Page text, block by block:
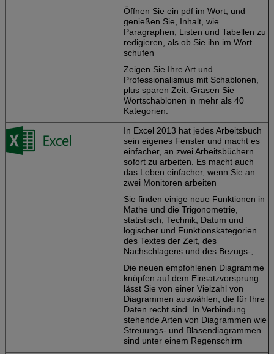
Arbeiten Sie leicht
Medien.
Bilder, Videos
Medien in
gerade in Wort.
Ihr
Schaffen Sie
Dokument-ob Sie
Ihrem
unterwegs sind.
Ihre
durchstreifen mit
zu Ihrem Konto
heben Sie Ihr
auf, wohin Sie
verließen.
Speichern Sie
Ihre Dokumente
SkyDrive, also
Anmerkungen,
Dateien immer
zugänglich.
Öffnen Sie ein pdf im Wort, und
genießen Sie, Inhalt, wie
Paragraphen, Listen und Tabellen zu
redigieren, als ob Sie ihn im Wort
schufen
Zeigen Sie Ihre Art und
Professionalismus mit Schablonen,
plus sparen Zeit. Grasen Sie
Wortschablonen in mehr als 40
Kategorien.
In Excel 2013 hat jedes Arbeitsbuch
sein eigenes Fenster und macht es
einfacher, an zwei Arbeitsbüchern
sofort zu arbeiten. Es macht auch
das Leben einfacher, wenn Sie an
zwei Monitoren arbeiten
Sie finden einige neue Funktionen in
Mathe und die Trigonometrie,
statistisch, Technik, Datum und
logischer und Funktionskategorien
des Textes der Zeit, des
Nachschlagens und des Bezugs-,
Die neuen empfohlenen Diagramme
knöpfen auf dem Einsatzvorsprung
lässt Sie von einer Vielzahl von
Diagrammen auswählen, die für Ihre
Daten recht sind. In Verbindung
stehende Arten von Diagrammen wie
Streuungs- und Blasendiagrammen
sind unter einem Regenschirm